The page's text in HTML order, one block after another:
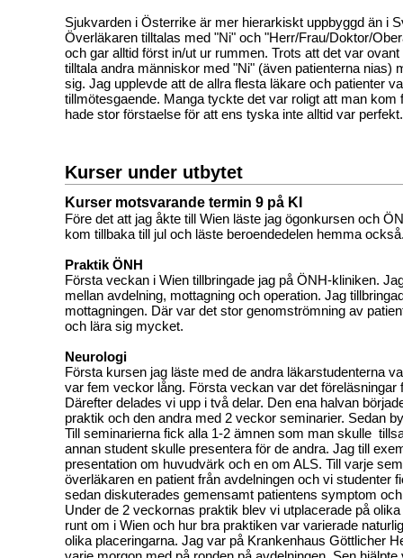
Sjukvarden i Österrike är mer hierarkiskt uppbyggd än i
Överläkaren tilltalas med "Ni" och "Herr/Frau/Doktor/
och gar alltid först in/ut ur rummen. Trots att det var ovant
tilltala andra människor med "Ni" (även patienterna nias)
sig. Jag upplevde att de allra flesta läkare och patienter
tillmötesgaende. Manga tyckte det var roligt att man kom
hade stor förstaelse för att ens tyska inte alltid var perfekt.
Kurser under utbytet
Kurser motsvarande termin 9 på KI
Före det att jag åkte till Wien läste jag ögonkursen och
kom tillbaka till jul och läste beroendedelen hemma
Praktik ÖNH
Första veckan i Wien tillbringade jag på ÖNH-kliniken.
mellan avdelning, mottagning och operation. Jag
mottagningen. Där var det stor genomströmning av
och lära sig mycket.
Neurologi
Första kursen jag läste med de andra läkarstudenterna
var fem veckor lång. Första veckan var det föreläsningar
Därefter delades vi upp i två delar. Den ena halvan
praktik och den andra med 2 veckor seminarier. Sedan
Till seminarierna fick alla 1-2 ämnen som man skulle
annan student skulle presentera för de andra. Jag till
presentation om huvudvärk och en om ALS. Till varje
överläkaren en patient från avdelningen och vi studenter
sedan diskuterades gemensamt patientens symptom
Under de 2 veckornas praktik blev vi utplacerade på
runt om i Wien och hur bra praktiken var varierade
olika placeringarna. Jag var på Krankenhaus Göttlicher